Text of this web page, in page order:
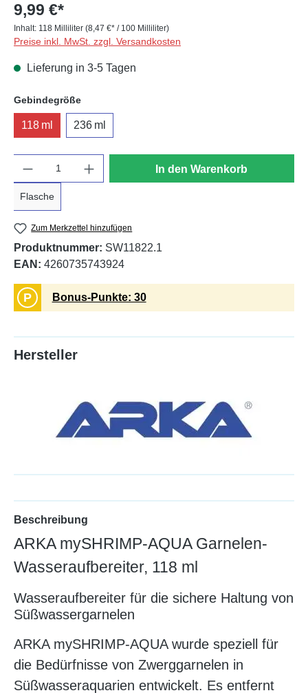
9,99 €*
Inhalt: 118 Milliliter (8,47 €* / 100 Milliliter)
Preise inkl. MwSt. zzgl. Versandkosten
Lieferung in 3-5 Tagen
Gebindegrößeauswählen
118 ml 236 ml
Flasche
In den Warenkorb
Zum Merkzettel hinzufügen
Produktnummer: SW11822.1
EAN: 4260735743924
P Bonus-Punkte: 30
Hersteller
Beschreibung
ARKA mySHRIMP‑AQUA Garnelen-
Wasseraufbereiter, 118 ml
Wasseraufbereiter für die sichere Haltung von
Süßwassergarnelen
ARKA mySHRIMP-AQUA wurde speziell für
die Bedürfnisse von Zwerggarnelen in
Süßwasseraquarien entwickelt. Es entfernt